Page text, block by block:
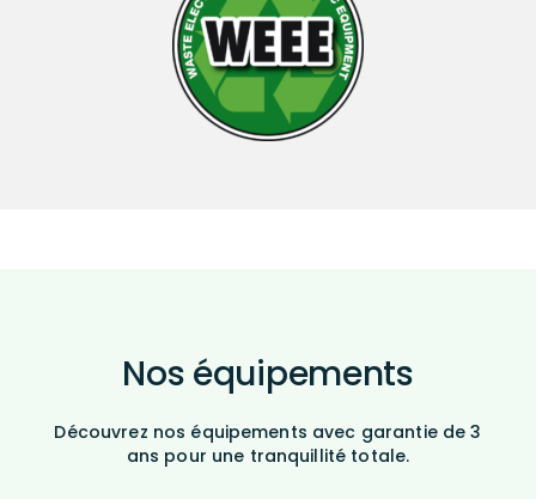
Nos équipements
Découvrez nos équipements avec garantie de 3
ans pour une tranquillité totale.